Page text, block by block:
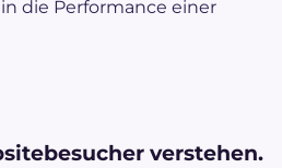
die Performance einer
verstehen.